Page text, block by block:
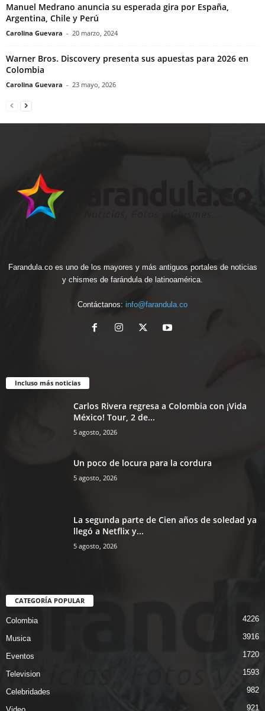
Manuel Medrano anuncia su esperada gira por España,
Argentina, Chile y Perú
Carolina Guevara - 20 marzo, 2024
Warner Bros. Discovery presenta sus apuestas para 2026 en
Colombia
Carolina Guevara - 23 mayo, 2026
Farandula.co es uno de los mayores y más antiguos portales de noticias
y chismes de farándula de latinoamérica.
Contáctanos: info@farandula.co
Incluso más noticias
Carlos Rivera regresa a Colombia con ¡Vida
México! Tour, 2 de...
5 agosto, 2026
Un poco de locura para la cordura
5 agosto, 2026
La segunda parte de Cien años de soledad ya
llegó a Netflix y...
5 agosto, 2026
CATEGORÍA POPULAR
Colombia 4226
Musica 3916
Eventos 1720
Television 1593
Celebridades 982
921